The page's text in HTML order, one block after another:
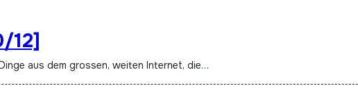
12]
aus dem grossen, weiten Internet, die…